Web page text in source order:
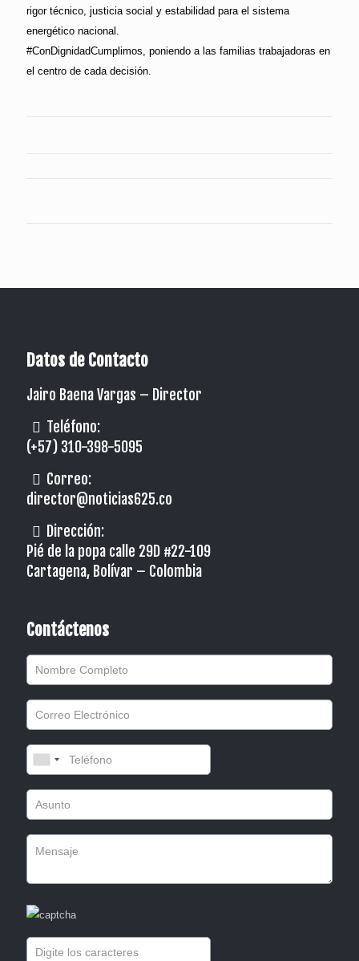
rigor técnico, justicia social y estabilidad para el sistema
energético nacional.
#ConDignidadCumplimos, poniendo a las familias trabajadoras en
el centro de cada decisión.
Datos de Contacto
Jairo Baena Vargas – Director
Teléfono:
(+57) 310-398-5095
Correo:
director@noticias625.co
Dirección:
Pié de la popa calle 29D #22-109
Cartagena, Bolívar – Colombia
Contáctenos